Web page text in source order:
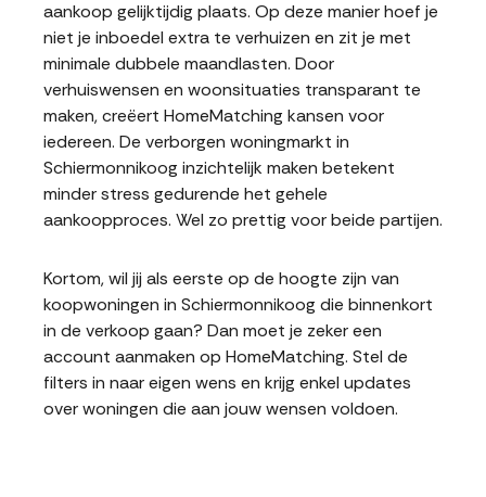
aankoop gelijktijdig plaats. Op deze manier hoef je
niet je inboedel extra te verhuizen en zit je met
minimale dubbele maandlasten. Door
verhuiswensen en woonsituaties transparant te
maken, creëert HomeMatching kansen voor
iedereen. De verborgen woningmarkt in
Schiermonnikoog inzichtelijk maken betekent
minder stress gedurende het gehele
aankoopproces. Wel zo prettig voor beide partijen.
Kortom, wil jij als eerste op de hoogte zijn van
koopwoningen in Schiermonnikoog die binnenkort
in de verkoop gaan? Dan moet je zeker een
account aanmaken op HomeMatching. Stel de
filters in naar eigen wens en krijg enkel updates
over woningen die aan jouw wensen voldoen.